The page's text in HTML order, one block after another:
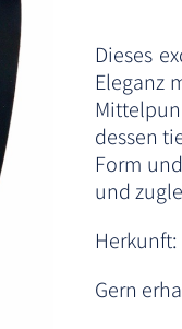
Dieses
Eleganz
dessen
Form
und
Gern